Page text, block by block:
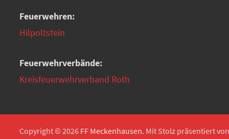
Feuerwehren:
Hilpoltstein
Feuerwehrverbände:
Kreisfeuerwehrverband Roth
Copyright © 2026 FF Meckenhausen. Mit Stolz präsentiert